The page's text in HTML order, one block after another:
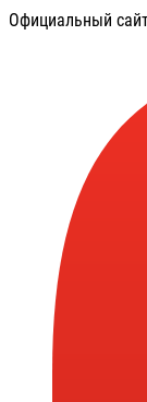
Официальный